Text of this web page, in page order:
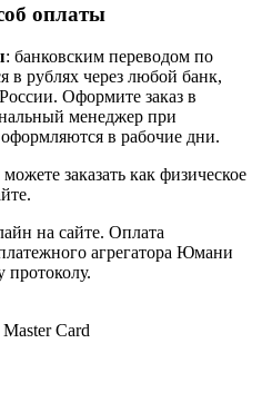
оплаты
: банковским переводом по
в рублях через любой банк,
Оформите заказ в
менеджер при
в рабочие дни.
заказать как физическое
на сайте. Оплата
агрегатора Юмани
Card